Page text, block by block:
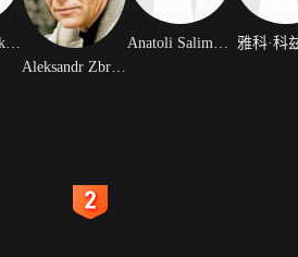
Vladimir Olekseyenko
Anatoli Salimonenko 雅科·科